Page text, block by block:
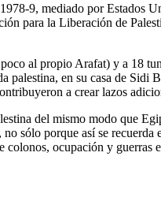
9, mediado por Estados
para la Liberación de
al propio Arafat) y a 18
en su casa de Sidi
a crear lazos
del mismo modo que
sólo porque así se
ocupación y guerras